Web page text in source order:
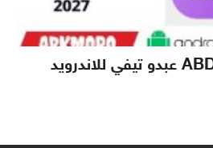
تحميل تطبيق ABDO TV عبدو تيفي للاندرويد